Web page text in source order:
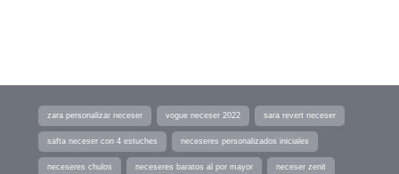
zara personalizar neceser vogue neceser 2022 sara revert neceser
safta neceser con 4 estuches neceseres personalizados iniciales
neceseres chulos neceseres baratos al por mayor neceser zenit